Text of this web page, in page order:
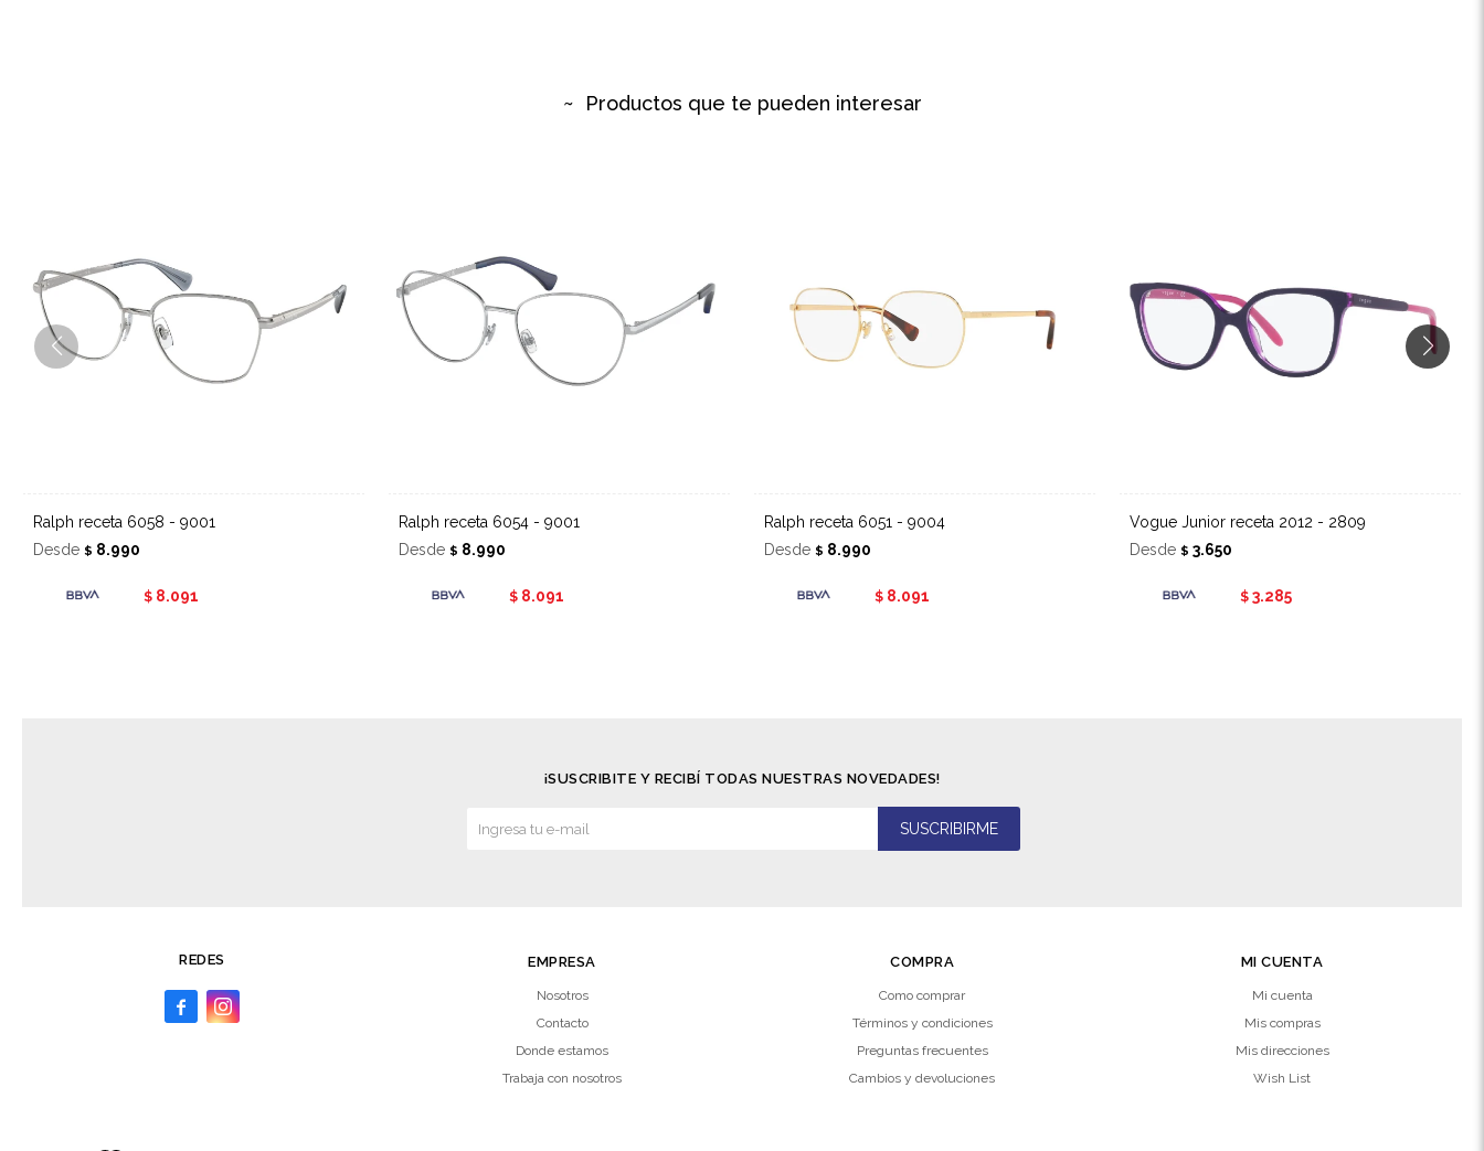
Productos que te pueden interesar
Ralph receta 6058 - 9001
Desde $ 8.990
$ 8.091
Ralph receta 6054 - 9001
Desde $ 8.990
$ 8.091
Ralph receta 6051 - 9004
Desde $ 8.990
$ 8.091
Vogue Junior receta 2012 - 2809
Desde $ 3.650
$ 3.285
REDES
 
EMPRESA
Nosotros
Contacto
Donde estamos
Trabaja con nosotros
COMPRA
Como comprar
Términos y condiciones
Preguntas frecuentes
Cambios y devoluciones
MI CUENTA
Mi cuenta
Mis compras
Mis direcciones
Wish List
¡SUSCRIBITE Y RECIBÍ TODAS NUESTRAS NOVEDADES!
SUSCRIBIRME